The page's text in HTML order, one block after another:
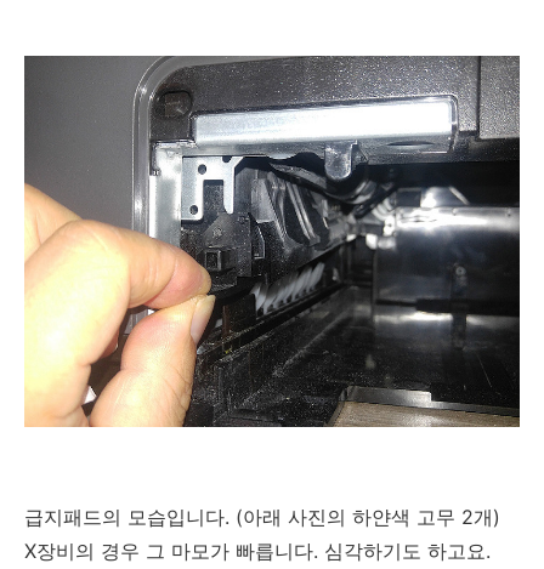
급지패드의 모습입니다. (아래 사진의 하얀색 고무 2개)
X장비의 경우 그 마모가 빠릅니다. 심각하기도 하고요.